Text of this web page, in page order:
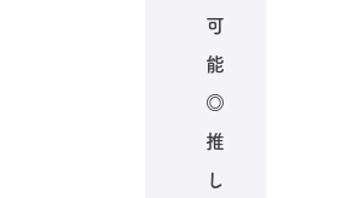
可
能
◎
推
し